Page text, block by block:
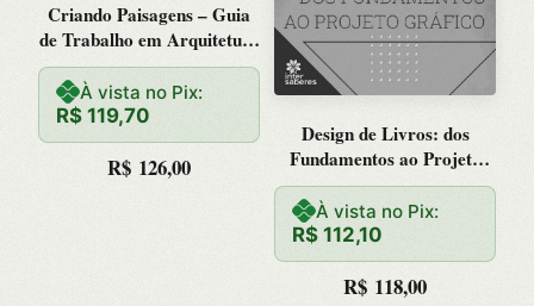
Criando Paisagens – Guia
de Trabalho em Arquitetura
Paisagistica
À vista no Pix:
R$ 119,70
R$ 126,00
Design de Livros: dos
Fundamentos ao Projeto
Grafico
À vista no Pix:
R$ 112,10
R$ 118,00